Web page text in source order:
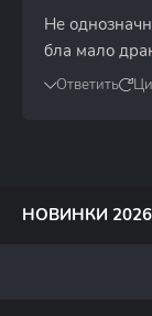
Не
бла мало
Ответить
НОВИНКИ